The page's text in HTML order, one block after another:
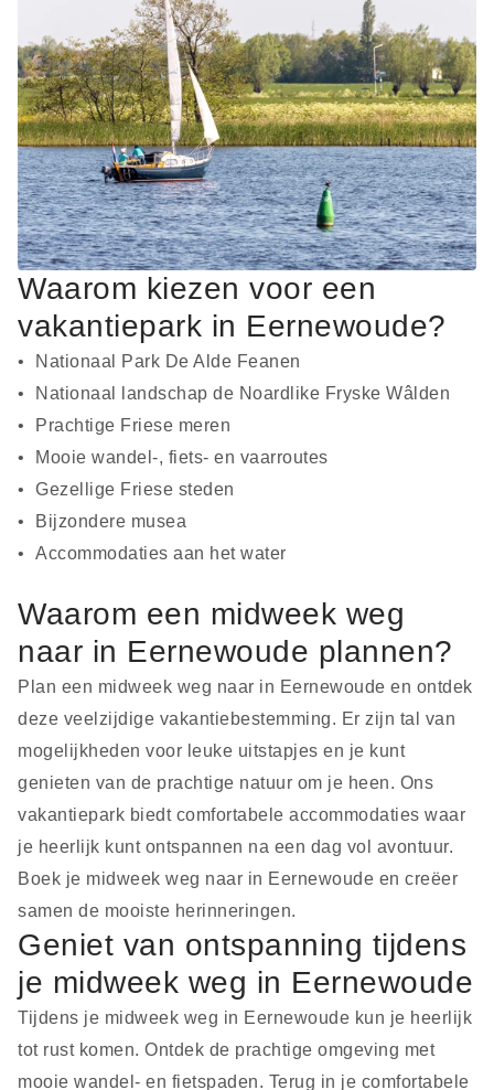
Waarom kiezen voor een
vakantiepark in Eernewoude?
Nationaal Park De Alde Feanen
Nationaal landschap de Noardlike Fryske Wâlden
Prachtige Friese meren
Mooie wandel-, fiets- en vaarroutes
Gezellige Friese steden
Bijzondere musea
Accommodaties aan het water
Waarom een midweek weg
naar in Eernewoude plannen?
Plan een midweek weg naar in Eernewoude en ontdek
deze veelzijdige vakantiebestemming. Er zijn tal van
mogelijkheden voor leuke uitstapjes en je kunt
genieten van de prachtige natuur om je heen. Ons
vakantiepark biedt comfortabele accommodaties waar
je heerlijk kunt ontspannen na een dag vol avontuur.
Boek je midweek weg naar in Eernewoude en creëer
samen de mooiste herinneringen.
Geniet van ontspanning tijdens
je midweek weg in Eernewoude
Tijdens je midweek weg in Eernewoude kun je heerlijk
tot rust komen. Ontdek de prachtige omgeving met
mooie wandel- en fietspaden. Terug in je comfortabele